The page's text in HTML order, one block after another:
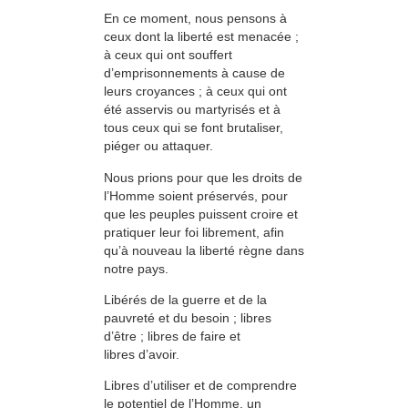
En ce moment, nous pensons à
ceux dont la liberté est menacée ;
à ceux qui ont souffert
d’emprisonnements à cause de
leurs croyances ; à ceux qui ont
été asservis ou martyrisés et à
tous ceux qui se font brutaliser,
piéger ou attaquer.
Nous prions pour que les droits de
l’Homme soient préservés, pour
que les peuples puissent croire et
pratiquer leur foi librement, afin
qu’à nouveau la liberté règne dans
notre pays.
Libérés de la guerre et de la
pauvreté et du besoin ; libres
d’être ; libres de faire et
libres d’avoir.
Libres d’utiliser et de comprendre
le potentiel de l’Homme, un